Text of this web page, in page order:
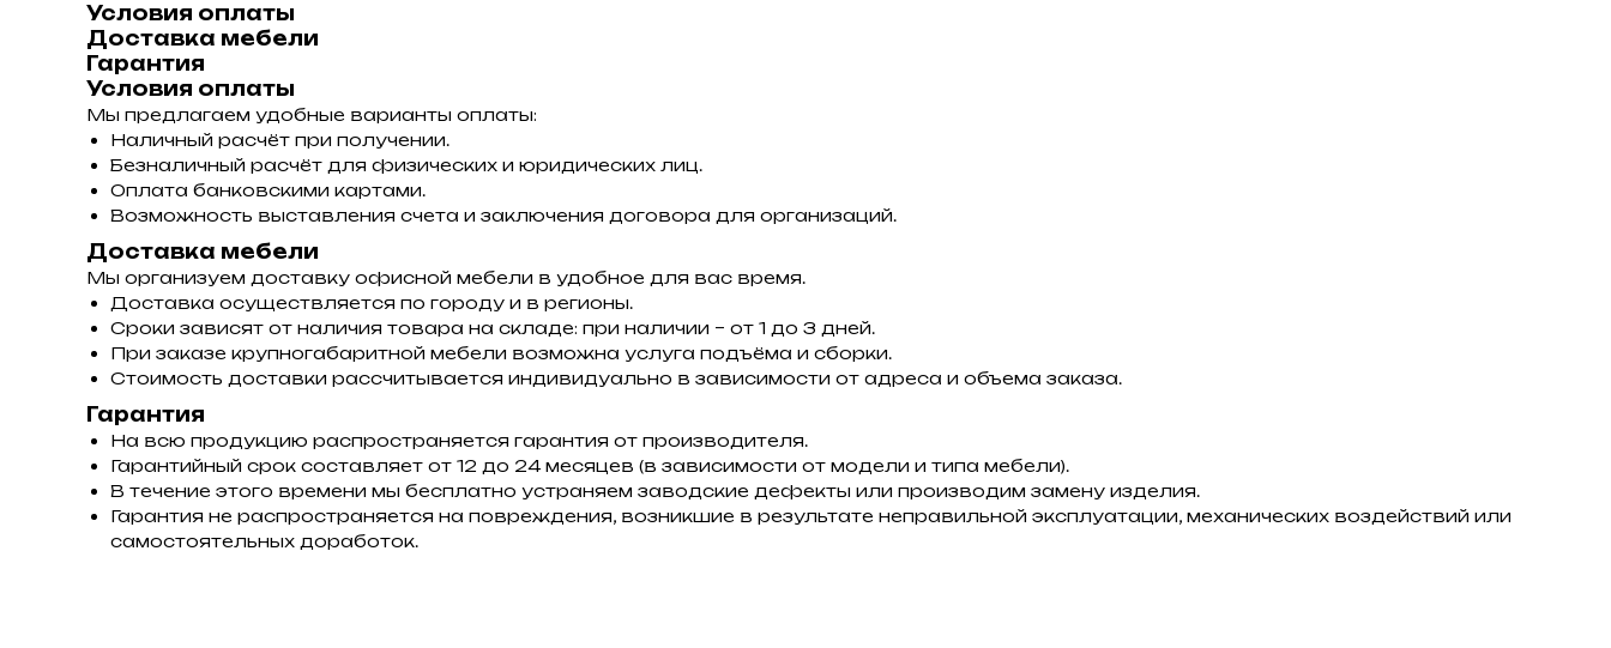
Условия оплаты
Доставка мебели
Гарантия
Условия оплаты
Мы предлагаем удобные варианты оплаты:
Наличный расчёт при получении.
Безналичный расчёт для физических и юридических лиц.
Оплата банковскими картами.
Возможность выставления счета и заключения договора для организаций.
Доставка мебели
Мы организуем доставку офисной мебели в удобное для вас время.
Доставка осуществляется по городу и в регионы.
Сроки зависят от наличия товара на складе: при наличии – от 1 до 3 дней.
При заказе крупногабаритной мебели возможна услуга подъёма и сборки.
Стоимость доставки рассчитывается индивидуально в зависимости от адреса и объема заказа.
Гарантия
На всю продукцию распространяется гарантия от производителя.
Гарантийный срок составляет от 12 до 24 месяцев (в зависимости от модели и типа мебели).
В течение этого времени мы бесплатно устраняем заводские дефекты или производим замену изделия.
Гарантия не распространяется на повреждения, возникшие в результате неправильной эксплуатации, механических воздействий или
самостоятельных доработок.